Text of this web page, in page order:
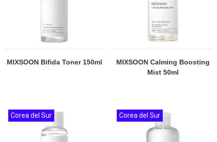
MIXSOON Bifida Toner 150ml
MIXSOON Calming Boosting
Mist 50ml
Corea del Sur Corea del Sur